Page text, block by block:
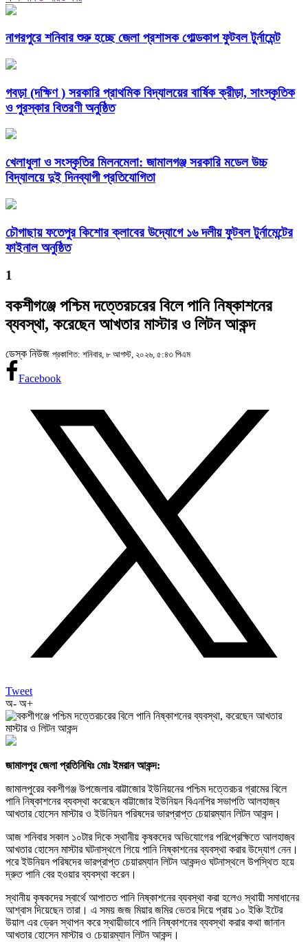
নাগরপুরে শনিবার শুরু হচ্ছে জেলা প্রশাসক গোল্ডকাপ ফুটবল টুর্নামেন্ট
গবড়া (দক্ষিণ ) সরকারি প্রাথমিক বিদ্যালয়ের বার্ষিক ক্রীড়া, সাংস্কৃতিক
ও পুরস্কার বিতরণী অনুষ্ঠিত
খেলাধুলা ও সংস্কৃতির মিলনমেলা: জামালগঞ্জ সরকারি মডেল উচ্চ
বিদ্যালয়ে দুই দিনব্যাপী প্রতিযোগিতা
চৌগাছায় ফতেপুর কিশোর ক্লাবের উদ্যোগে ১৬ দলীয় ফুটবল টুর্নামেন্টের
ফাইনাল অনুষ্ঠিত
1
বকশীগঞ্জে পশ্চিম দত্তেরচরের বিলে পানি নিষ্কাশনের
ব্যবস্থা, করেছেন আখতার মাস্টার ও লিটন আকন্দ
ডেস্ক নিউজ প্রকাশিত: শনিবার, ৮ আগস্ট, ২০২৬, ৫:৪৩ পিএম
Facebook
Tweet
অ- অ+
জামালপুর জেলা প্রতিনিধিঃ মোঃ ইমরান আকন্দ:
জামালপুরের বকশীগঞ্জ উপজেলার বাট্টাজোর ইউনিয়নের পশ্চিম দত্তেরচর গ্রামের বিলে
পানি নিষ্কাশনের ব্যবস্থা করেছেন বাট্টাজোর ইউনিয়ন বিএনপির সভাপতি আলহাজ্ব
আখতার হোসেন মাস্টার ও ইউনিয়ন পরিষদের ভারপ্রাপ্ত চেয়ারম্যান লিটন আকন্দ।
আজ শনিবার সকাল ১০টার দিকে স্থানীয় কৃষকদের অভিযোগের পরিপ্রেক্ষিতে আলহাজ্ব
আখতার হোসেন মাস্টার ঘটনাস্থলে গিয়ে পানি নিষ্কাশনের ব্যবস্থা করার উদ্যোগ নেন।
পরে ইউনিয়ন পরিষদের ভারপ্রাপ্ত চেয়ারম্যান লিটন আকন্দও ঘটনাস্থলে উপস্থিত হয়ে
দ্রুত পানি বের হওয়ার ব্যবস্থা করেন।
স্থানীয় কৃষকদের স্বার্থে আপাতত পানি নিষ্কাশনের ব্যবস্থা করা হলেও স্থায়ী সমাধানের
আশ্বাস দিয়েছেন তারা। এ সময় জজ মিয়ার জমির ভেতর দিয়ে প্রায় ১০ ইঞ্চি ইটের
উয়াল এর ড্রেন স্থাপন করে স্থায়ীভাবে পানি নিষ্কাশনের ব্যবস্থা করার কথা জানান
আখতার হোসেন মাস্টার ও চেয়ারম্যান লিটন আকন্দ।